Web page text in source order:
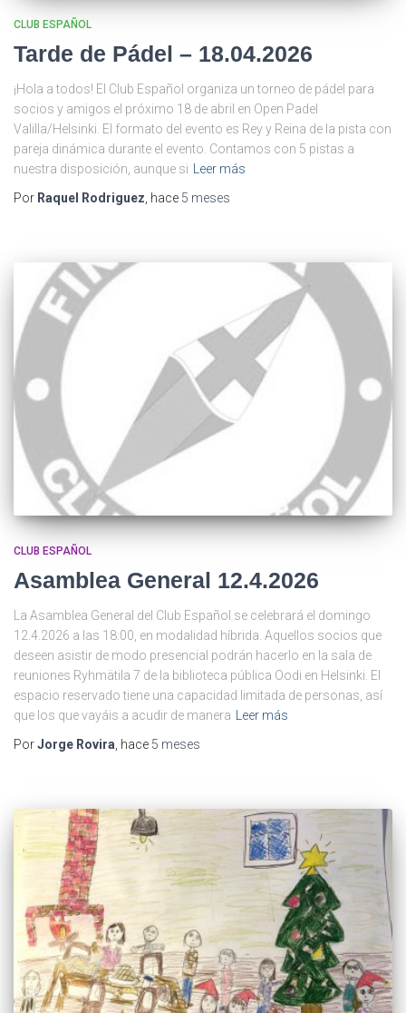
CLUB ESPAÑOL
Tarde de Pádel – 18.04.2026
¡Hola a todos! El Club Español organiza un torneo de pádel para
socios y amigos el próximo 18 de abril en Open Padel
Valilla/Helsinki. El formato del evento es Rey y Reina de la pista con
pareja dinámica durante el evento. Contamos con 5 pistas a
nuestra disposición, aunque si
Leer más
Por Raquel Rodriguez , hace 5 meses
CLUB ESPAÑOL
Asamblea General 12.4.2026
La Asamblea General del Club Español se celebrará el domingo
12.4.2026 a las 18:00, en modalidad híbrida. Aquellos socios que
deseen asistir de modo presencial podrán hacerlo en la sala de
reuniones Ryhmätila 7 de la biblioteca pública Oodi en Helsinki. El
espacio reservado tiene una capacidad limitada de personas, así
que los que vayáis a acudir de manera Leer más
PorJorge Rovira , hace 5 meses